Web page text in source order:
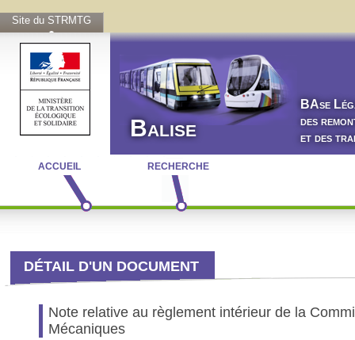
Site du STRMTG
Balise
BAse L
des
et des
ACCUEIL RECHERCHE
DÉTAIL D'UN DOCUMENT
Note relative au règlement intérieur de la
Mécaniques